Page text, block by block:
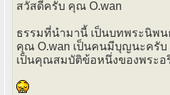
สวัสดีครับ คุณ O.wan
ธรรมที่นำมานี้ เป็นบทพระนิพ
คุณ O.wan เป็นคนมีบุญนะครับ
เป็นคุณสมบัติข้อหนึ่งของพระอ